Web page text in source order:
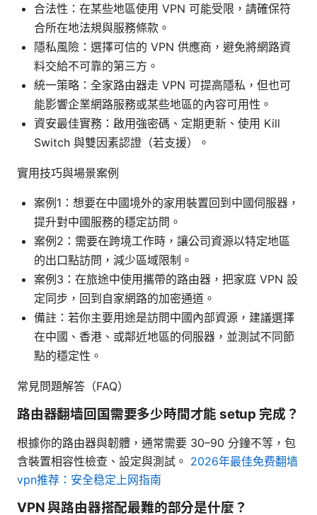
合法性：在某些地區使用 VPN 可能受限，請確保符
合所在地法規與服務條款。
隱私風險：選擇可信的 VPN 供應商，避免將網路資
料交給不可靠的第三方。
統一策略：全家路由器走 VPN 可提高隱私，但也可
能影響企業網路服務或某些地區的內容可用性。
資安最佳實務：啟用強密碼、定期更新、使用 Kill
Switch 與雙因素認證（若支援）。
實用技巧與場景案例
案例1：想要在中國境外的家用裝置回到中國伺服器，
提升對中國服務的穩定訪問。
案例2：需要在跨境工作時，讓公司資源以特定地區
的出口點訪問，減少區域限制。
案例3：在旅途中使用攜帶的路由器，把家庭 VPN 設
定同步，回到自家網路的加密通道。
備註：若你主要用途是訪問中國內部資源，建議選擇
在中國、香港、或鄰近地區的伺服器，並測試不同節
點的穩定性。
常見問題解答（FAQ）
路由器翻墙回国需要多少時間才能 setup 完成？
根據你的路由器與韌體，通常需要 30–90 分鐘不等，包
含裝置相容性檢查、設定與測試。 2026年最佳免费翻墙
vpn推荐：安全稳定上网指南
VPN 與路由器搭配最難的部分是什麼？